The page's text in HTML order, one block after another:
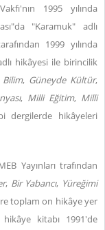
1995 yılında
"Karamuk" adlı
1999 yılında
hikâyesi ile birincilik
Bilim, Güneyde Kültür,
, Milli Eğitim, Milli
dergilerde hikâyeleri
Yayınları trafından
, Bir Yabancı, Yüreğimi
toplam on hikâye yer
kitabı 1991'de